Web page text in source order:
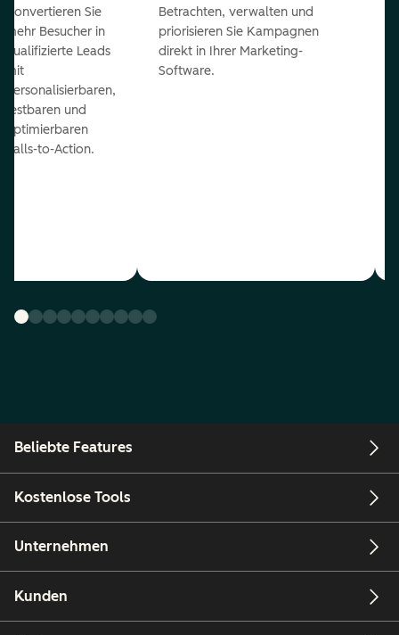
Konvertieren Sie
mehr Besucher in
qualifizierte Leads
mit
personalisierbaren,
testbaren und
optimierbaren
Calls-to-Action.
Betrachten, verwalten und
priorisieren Sie Kampagnen
direkt in Ihrer Marketing-
Software.
Beliebte Features
Kostenlose Tools
Unternehmen
Kunden